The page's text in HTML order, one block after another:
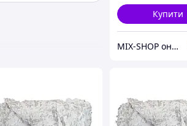
Купити
MIX-SHOP онлайн магазин